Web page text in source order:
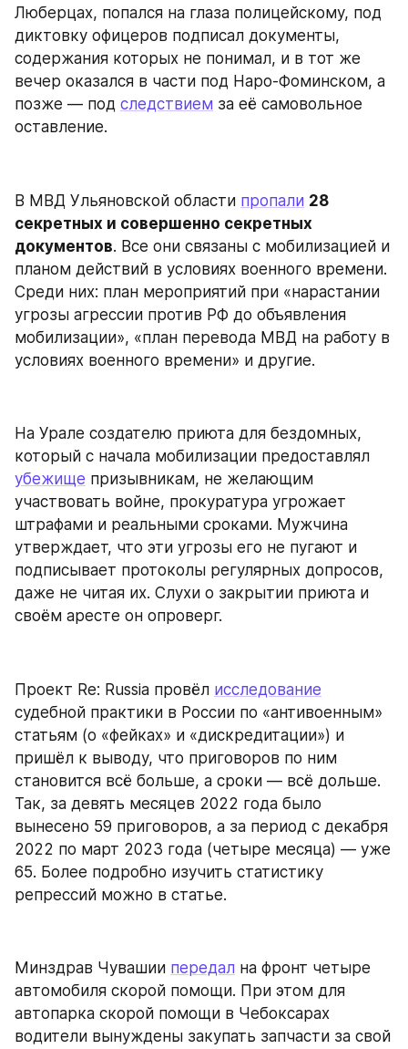
Люберцах, попался на глаза полицейскому, под
диктовку офицеров подписал документы,
содержания которых не понимал, и в тот же
вечер оказался в части под Наро-Фоминском, а
позже — под следствием за её самовольное
оставление.
В МВД Ульяновской области пропали 28
секретных и совершенно секретных
документов. Все они связаны с мобилизацией и
планом действий в условиях военного времени.
Среди них: план мероприятий при «нарастании
угрозы агрессии против РФ до объявления
мобилизации», «план перевода МВД на работу в
условиях военного времени» и другие.
На Урале создателю приюта для бездомных,
убежище призывникам, не желающим
участвовать войне, прокуратура угрожает
штрафами и реальными сроками. Мужчина
утверждает, что эти угрозы его не пугают и
подписывает протоколы регулярных допросов,
даже не читая их. Слухи о закрытии приюта и
своём аресте он опроверг.
Проект Re: Russia провёл исследование
судебной практики в России по «антивоенным»
статьям (о «фейках» и «дискредитации») и
пришёл к выводу, что приговоров по ним
становится всё больше, а сроки — всё дольше.
Так, за девять месяцев 2022 года было
вынесено 59 приговоров, а за период с декабря
2022 по март 2023 года (четыре месяца) — уже
65. Более подробно изучить статистику
репрессий можно в статье.
Минздрав Чувашии передал на фронт четыре
автомобиля скорой помощи. При этом для
автопарка скорой помощи в Чебоксарах
водители вынуждены закупать запчасти за свой